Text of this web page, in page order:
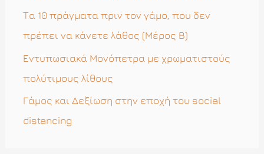
Τα 10 πράγματα πριν τον γάμο, που δεν
πρέπει να κάνετε λάθος (Μέρος Β)
Εντυπωσιακά Μονόπετρα με χρωματιστούς
πολύτιμους λίθους
Γάμος και Δεξίωση στην εποχή του social
distancing